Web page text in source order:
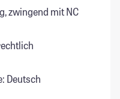
zwingend mit NC
Deutsch